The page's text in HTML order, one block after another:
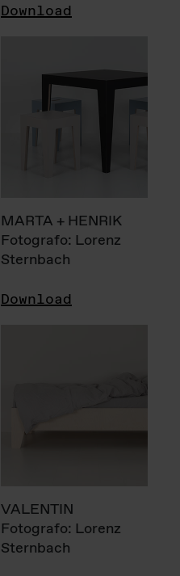
Download
MARTA + HENRIK
Fotografo: Lorenz
Sternbach
Download
VALENTIN
Fotografo: Lorenz
Sternbach